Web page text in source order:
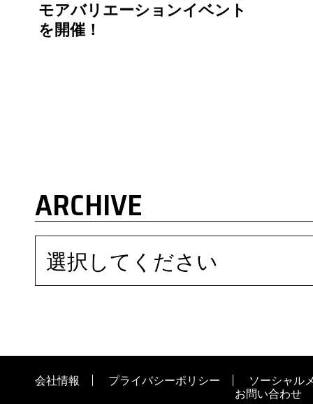
モアバリエーションイベント
を開催！
ARCHIVE
選択してください
会社情報 プライバシーポリシー
ソーシャル
お問い合わせ